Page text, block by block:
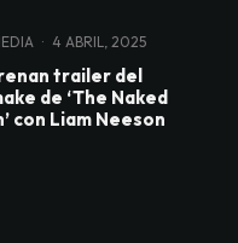
· 4 ABRIL, 2025
trailer del
de ‘The Naked
con Liam Neeson